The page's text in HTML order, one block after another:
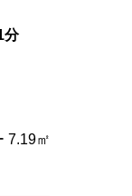
分
7.19㎡